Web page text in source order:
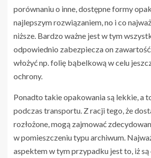
porównaniu o inne, dostępne formy
najlepszym rozwiązaniem, no i co
niższe. Bardzo ważne jest w tym
odpowiednio zabezpiecza on
włożyć np. folię bąbelkową w celu
ochrony.
Ponadto takie opakowania są lekkie, a
podczas transportu. Z racji tego, że
rozłożone, mogą zajmować
w pomieszczeniu typu archiwum.
aspektem w tym przypadku jest to, iż